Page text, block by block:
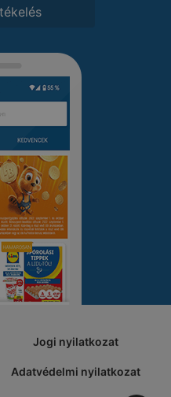
Jogi nyilatkozat
Adatvédelmi nyilatkozat